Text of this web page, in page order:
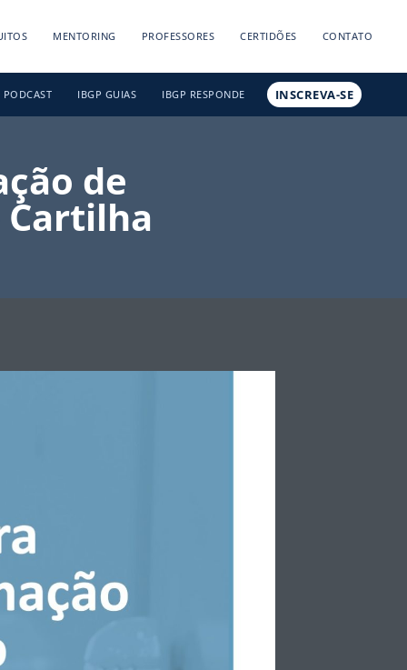
MENTORING PROFESSORES CERTIDÕES CONTATO
PODCAST IBGP GUIAS IBGP RESPONDE INSCREVA-SE
de
Cartilha